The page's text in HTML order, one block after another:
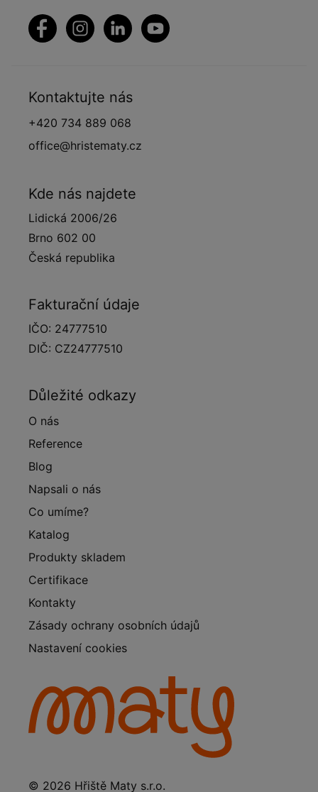
Kontaktujte nás
+420 734 889 068
office@hristematy.cz
Kde nás najdete
Lidická 2006/26
Brno 602 00
Česká republika
Fakturační údaje
IČO: 24777510
DIČ: CZ24777510
Důležité odkazy
O nás
Reference
Blog
Napsali o nás
Co umíme?
Katalog
Produkty skladem
Certifikace
Kontakty
Zásady ochrany osobních údajů
Nastavení cookies
© 2026 Hřiště Maty s.r.o.